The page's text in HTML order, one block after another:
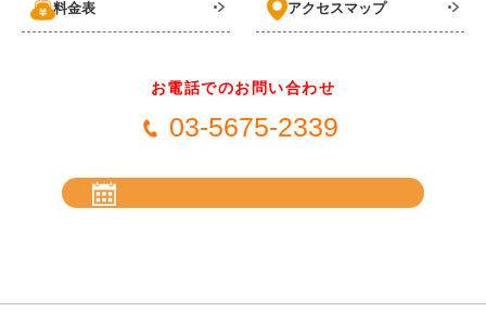
料金表 アクセスマップ
お電話でのお問い合わせ
03-5675-2339